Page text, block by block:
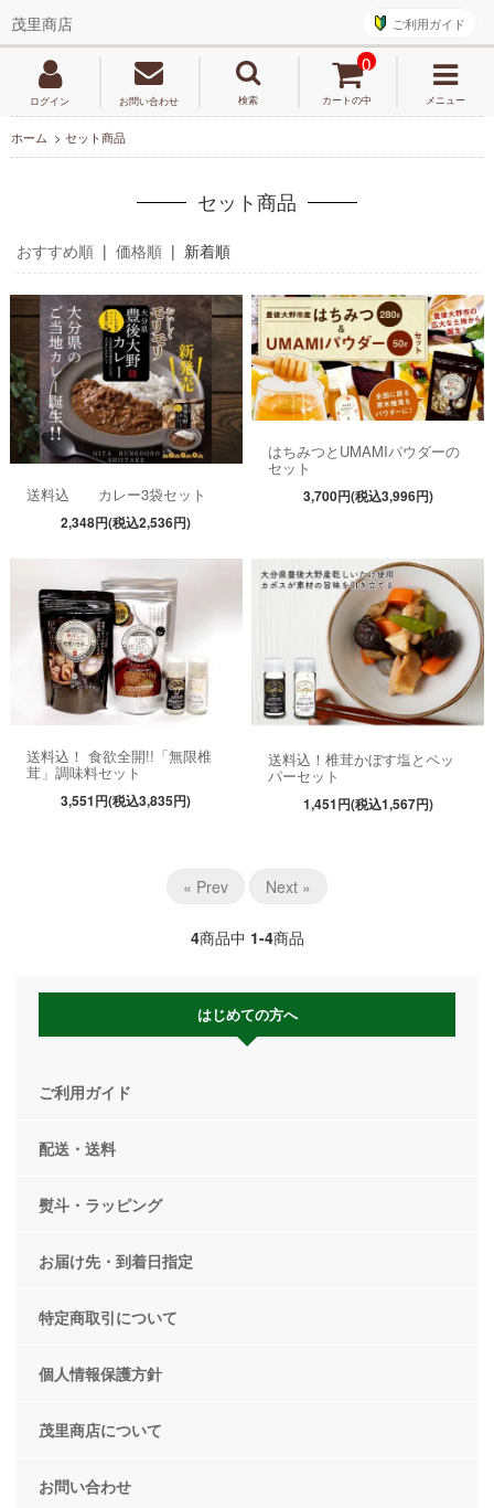
茂里商店 ご利用ガイド
ログイン お問い合わせ 検索 カートの中
0
メニュー
ホーム > セット商品
セット商品
おすすめ順 | 価格順 | 新着順
送料込 カレー3袋セット
2,348円(税込2,536円)
はちみつとUMAMIパウダーの
セット
3,700円(税込3,996円)
送料込！ 食欲全開!!「無限椎
茸」調味料セット
3,551円(税込3,835円)
送料込！椎茸かぼす塩とペッ
パーセット
1,451円(税込1,567円)
« Prev Next »
4商品中 1-4商品
はじめての方へ
ご利用ガイド
配送・送料
熨斗・ラッピング
お届け先・到着日指定
特定商取引について
個人情報保護方針
茂里商店について
お問い合わせ